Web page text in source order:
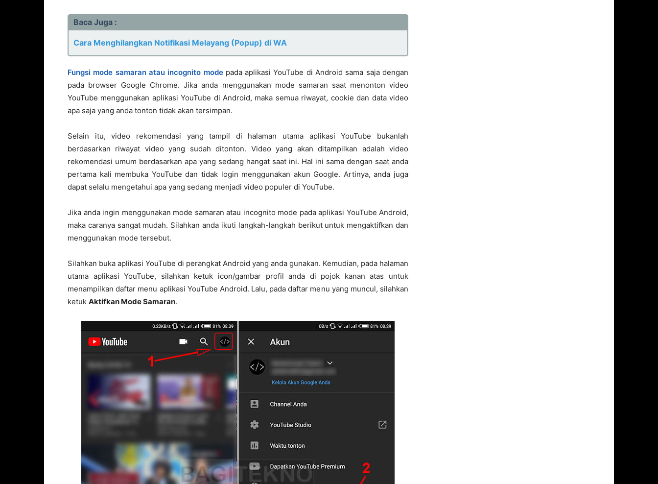
Baca Juga :
Cara Menghilangkan Notifikasi Melayang (Popup) di WA
Fungsi mode samaran atau incognito modepada aplikasi YouTube di Android sama saja dengan
pada browser Google Chrome. Jika anda menggunakan mode samaran saat menonton video
YouTube menggunakan aplikasi YouTube di Android, maka semua riwayat, cookie dan data video
apa saja yang anda tonton tidak akan tersimpan.
Selain itu, video rekomendasi yang tampil di halaman utama aplikasi YouTube bukanlah
berdasarkan riwayat video yang sudah ditonton. Video yang akan ditampilkan adalah video
rekomendasi umum berdasarkan apa yang sedang hangat saat ini. Hal ini sama dengan saat anda
pertama kali membuka YouTube dan tidak login menggunakan akun Google. Artinya, anda juga
dapat selalu mengetahui apa yang sedang menjadi video populer di YouTube.
Jika anda ingin menggunakan mode samaran atau incognito mode pada aplikasi YouTube Android,
maka caranya sangat mudah. Silahkan anda ikuti langkah-langkah berikut untuk mengaktifkan dan
menggunakan mode tersebut.
Silahkan buka aplikasi YouTube di perangkat Android yang anda gunakan. Kemudian, pada halaman
utama aplikasi YouTube, silahkan ketuk icon/gambar profil anda di pojok kanan atas untuk
menampilkan daftar menu aplikasi YouTube Android. Lalu, pada daftar menu yang muncul, silahkan
ketuk Aktifkan Mode Samaran.